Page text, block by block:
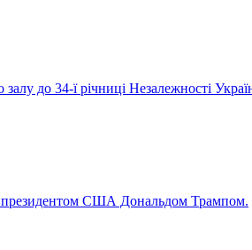
до 34-ї річниці Незалежності
президентом США Дональдом Трампом.